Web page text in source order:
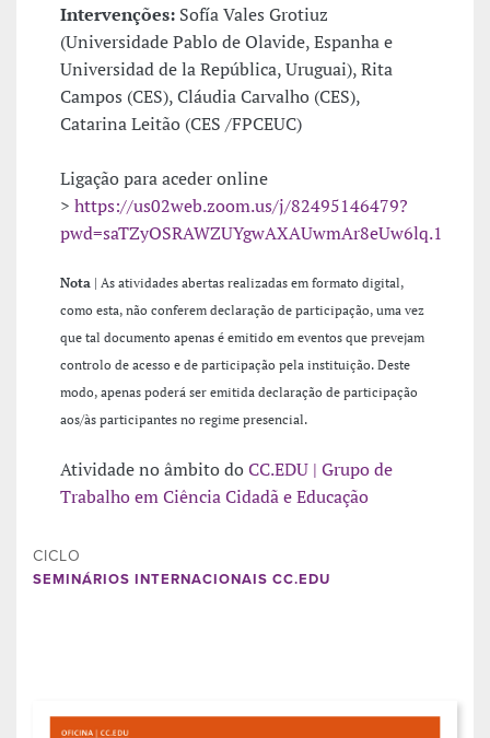
Intervenções: Sofía Vales Grotiuz
(Universidade Pablo de Olavide, Espanha e
Universidad de la República, Uruguai), Rita
Campos (CES), Cláudia Carvalho (CES),
Catarina Leitão (CES /FPCEUC)
Ligação para aceder online
> https://us02web.zoom.us/j/82495146479?
pwd=saTZyOSRAWZUYgwAXAUwmAr8eUw6lq.1
Nota | As atividades abertas realizadas em formato digital,
como esta, não conferem declaração de participação, uma vez
que tal documento apenas é emitido em eventos que prevejam
controlo de acesso e de participação pela instituição. Deste
modo, apenas poderá ser emitida declaração de participação
aos/às participantes no regime presencial.
Atividade no âmbito doCC.EDU | Grupo de
Trabalho em Ciência Cidadã e Educação
CICLO
SEMINÁRIOS INTERNACIONAIS CC.EDU